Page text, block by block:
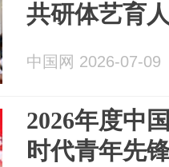
共研体艺育
中国网 2026-07-09
2026年度中
时代青年先